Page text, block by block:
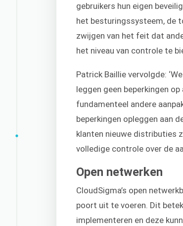
gebruikers hun eigen
het besturingssysteem, de
zwijgen van het feit dat
het niveau van controle te
Patrick Baillie vervolgde:
leggen geen beperkingen
fundamenteel andere
beperkingen opleggen aan
klanten nieuwe distributies
volledige controle over de
Open netwerken
CloudSigma’s open
poort uit te voeren. Dit
implementeren en deze